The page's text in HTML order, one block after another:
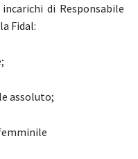
di Responsabile
Fidal:
assoluto;